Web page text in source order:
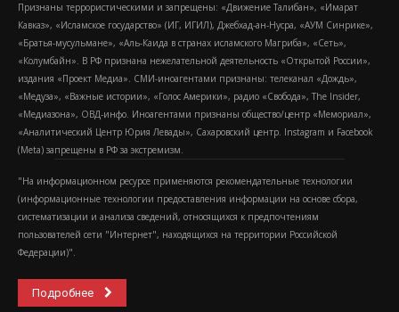
Признаны террористическими и запрещены: «Движение Талибан», «Имарат
Кавказ», «Исламское государство» (ИГ, ИГИЛ), Джебхад-ан-Нусра, «АУМ Синрике»,
«Братья-мусульмане», «Аль-Каида в странах исламского Магриба», «Сеть»,
«Колумбайн». В РФ признана нежелательной деятельность «Открытой России»,
издания «Проект Медиа». СМИ-иноагентами признаны: телеканал «Дождь»,
«Медуза», «Важные истории», «Голос Америки», радио «Свобода», The Insider,
«Медиазона», ОВД-инфо. Иноагентами признаны общество/центр «Мемориал»,
«Аналитический Центр Юрия Левады», Сахаровский центр. Instagram и Facebook
(Metа) запрещены в РФ за экстремизм.
"На информационном ресурсе применяются рекомендательные технологии
(информационные технологии предоставления информации на основе сбора,
систематизации и анализа сведений, относящихся к предпочтениям
пользователей сети "Интернет", находящихся на территории Российской
Федерации)".
Подробнее